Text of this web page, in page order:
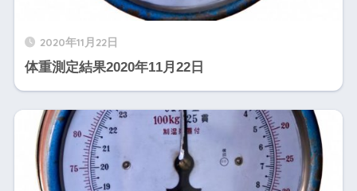
2020年11月22日
体重測定結果2020年11月22日